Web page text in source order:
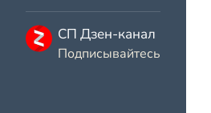
СП Дзен-канал
Подписывайтесь